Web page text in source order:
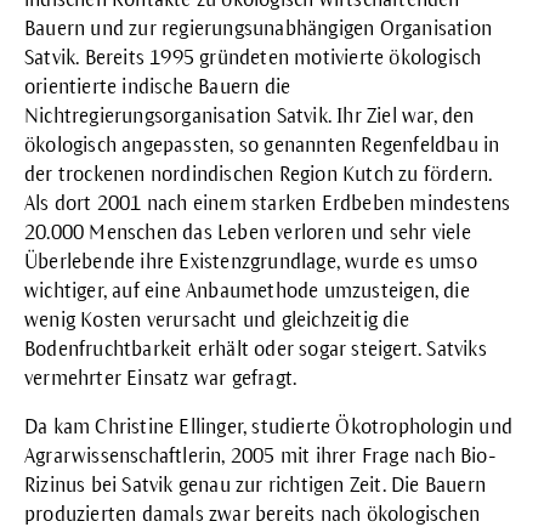
Bauern und zur regierungsunabhängigen Organisation
Satvik. Bereits 1995 gründeten motivierte ökologisch
orientierte indische Bauern die
Nichtregierungsorganisation Satvik. Ihr Ziel war, den
ökologisch angepassten, so genannten Regenfeldbau in
der trockenen nordindischen Region Kutch zu fördern.
Als dort 2001 nach einem starken Erdbeben mindestens
20.000 Menschen das Leben verloren und sehr viele
Überlebende ihre Existenzgrundlage, wurde es umso
wichtiger, auf eine Anbaumethode umzusteigen, die
wenig Kosten verursacht und gleichzeitig die
Bodenfruchtbarkeit erhält oder sogar steigert. Satviks
vermehrter Einsatz war gefragt.
Da kam Christine Ellinger, studierte Ökotrophologin und
Agrarwissenschaftlerin, 2005 mit ihrer Frage nach Bio-
Rizinus bei Satvik genau zur richtigen Zeit. Die Bauern
produzierten damals zwar bereits nach ökologischen